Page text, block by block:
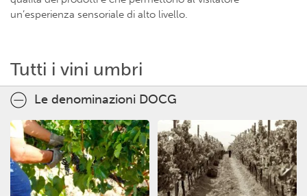
un’esperienza sensoriale di alto livello.
Tutti i vini umbri
Le denominazioni DOCG